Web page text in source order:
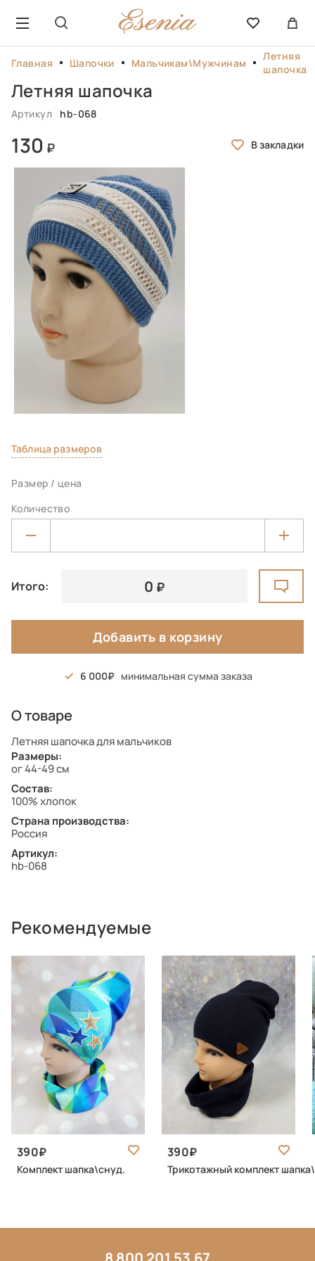
Главная Шапочки Мальчикам\Мужчинам
Летняя
шапочка
Летняя шапочка
Артикул hb-068
130
Таблица размеров
Размер / цена
Количество
Итого: 0
Добавить в корзину
6 000 минимальная сумма заказа
О товаре
Летняя шапочка для мальчиков
Размеры:
ог 44-49 см
Состав:
100% хлопок
Страна производства:
Россия
Артикул:
hb-068
Рекомендуемые
390
Комплект шапка\снуд.
390
Трикотажный комплект